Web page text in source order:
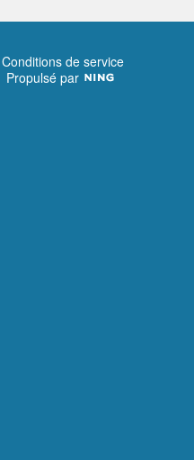
Conditions de service
Propulsé par